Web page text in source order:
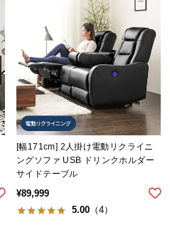
[幅171cm] 2人掛け電動リクライニ
ングソファ USB ドリンクホルダー
サイドテーブル
¥89,999
5.00 （4）